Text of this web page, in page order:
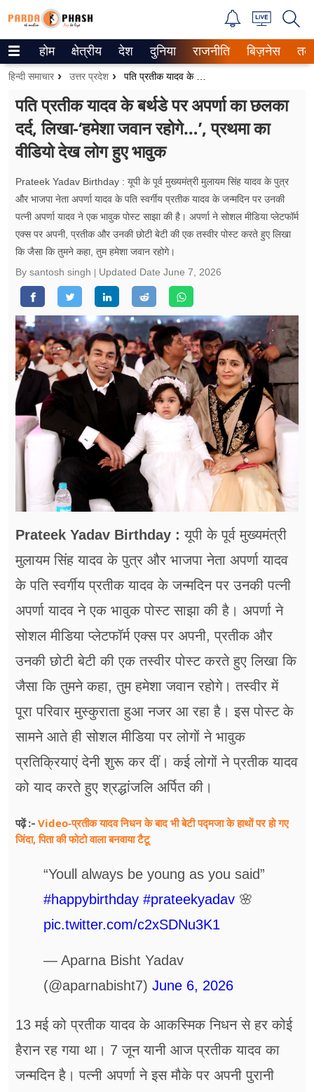
Trending on Google News
ePaper
वेब स्टोरीज
उत्तर प्रदेश
गैलरी
वीडियो
रिलेशनशिप
जीवन मंत्रा
फूड
सेहत
ब्‍यूटी
जॉब्स
शिक्षा
अन्य खबरें
होम क्षेत्रीय देश दुनिया राजनीति बिज़नेस
हिन्दी समाचार उत्तर प्रदेश
पति प्रतीक यादव के बर्थडे पर अपर्णा का छलका
दर्द, लिखा-‘हमेशा जवान रहोगे…’, प्रथमा का
वीडियो देख लोग हुए भावुक
Prateek Yadav Birthday : यूपी के पूर्व मुख्यमंत्री मुलायम सिंह यादव के पुत्र
और भाजपा नेता अपर्णा यादव के पति स्वर्गीय प्रतीक यादव के जन्मदिन पर उनकी
पत्नी अपर्णा यादव ने एक भावुक पोस्ट साझा की है। अपर्णा ने सोशल मीडिया प्लेटफॉर्म
एक्स पर अपनी, प्रतीक और उनकी छोटी बेटी की एक तस्वीर पोस्ट करते हुए लिखा
कि जैसा कि तुमने कहा, तुम हमेशा जवान रहोगे।
By santosh singh
Updated Date June 7, 2026
Prateek Yadav Birthday : यूपी के पूर्व मुख्यमंत्री
मुलायम सिंह यादव के पुत्र और भाजपा नेता अपर्णा यादव
के पति स्वर्गीय प्रतीक यादव के जन्मदिन पर उनकी पत्नी
अपर्णा यादव ने एक भावुक पोस्ट साझा की है। अपर्णा ने
सोशल मीडिया प्लेटफॉर्म एक्स पर अपनी, प्रतीक और
उनकी छोटी बेटी की एक तस्वीर पोस्ट करते हुए लिखा कि
जैसा कि तुमने कहा, तुम हमेशा जवान रहोगे। तस्वीर में
पूरा परिवार मुस्कुराता हुआ नजर आ रहा है। इस पोस्ट के
सामने आते ही सोशल मीडिया पर लोगों ने भावुक
प्रतिक्रियाएं देनी शुरू कर दीं। कई लोगों ने प्रतीक यादव
को याद करते हुए श्रद्धांजलि अर्पित की।
पढ़ें :- Video-प्रतीक यादव निधन के बाद भी बेटी पद्मजा के हाथों पर हो गए
जिंदा, पिता की फोटो वाला बनवाया टैटू
“Youll always be young as you said”
#happybirthday #prateekyadav 🌸
pic.twitter.com/c2xSDNu3K1
— Aparna Bisht Yadav
(@aparnabisht7) June 6, 2026
13 मई को प्रतीक यादव के आकस्मिक निधन से हर कोई
हैरान रह गया था। 7 जून यानी आज प्रतीक यादव का
जन्‍मदिन है। पत्‍नी अपर्णा ने इस मौके पर अपनी पुरानी